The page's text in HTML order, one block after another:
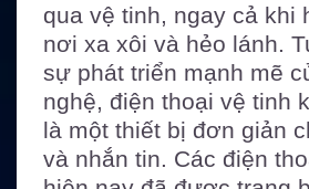
qua vệ tinh, ngay cả khi
nơi xa xôi và hẻo lánh.
sự phát triển mạnh mẽ
nghệ, điện thoại vệ tinh
là một thiết bị đơn giản
và nhắn tin. Các điện